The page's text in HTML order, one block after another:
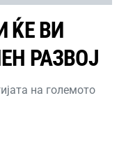
ЌЕ ВИ
РАЗВОЈ
на големото